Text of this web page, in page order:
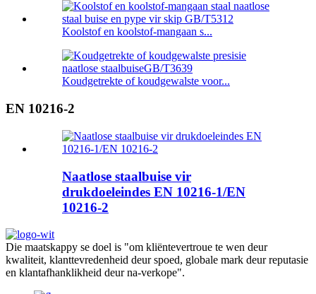
Koolstof en koolstof-mangaan s...
Koudgetrekte of koudgewalste voor...
EN 10216-2
Naatlose staalbuise vir
drukdoeleindes EN 10216-1/EN
10216-2
Die maatskappy se doel is "om kliëntevertroue te wen deur
kwaliteit, klanttevredenheid deur spoed, globale mark deur reputasie
en klantafhanklikheid deur na-verkope".